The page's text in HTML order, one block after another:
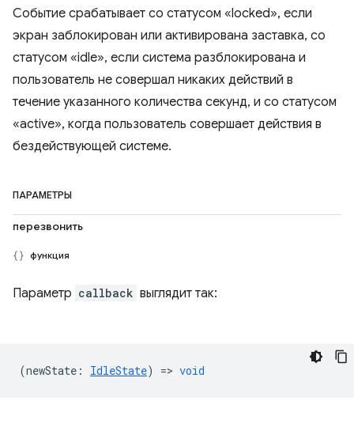
Событие срабатывает со статусом «locked», если
экран заблокирован или активирована заставка, со
статусом «idle», если система разблокирована и
пользователь не совершал никаких действий в
течение указанного количества секунд, и со статусом
«active», когда пользователь совершает действия в
бездействующей системе.
ПАРАМЕТРЫ
перезвонить
функция
Параметр callback выглядит так:
(newState : IdleState) => void